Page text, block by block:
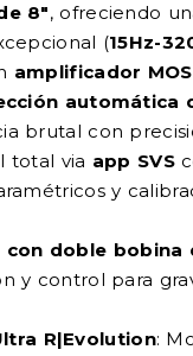
8″, ofreciendo
(15Hz-
amplificador
automática
brutal con
total via app SVS
y
con doble bobina
y control para
R|Evolution: